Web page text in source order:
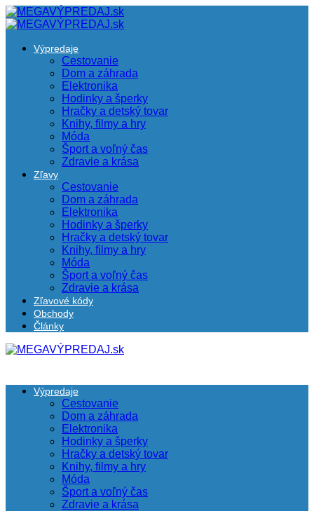
Výpredaje
Cestovanie
Dom a záhrada
Elektronika
Hodinky a šperky
Hračky a detský tovar
Knihy, filmy a hry
Móda
Šport a voľný čas
Zdravie a krása
Zľavy
Cestovanie
Dom a záhrada
Elektronika
Hodinky a šperky
Hračky a detský tovar
Knihy, filmy a hry
Móda
Šport a voľný čas
Zdravie a krása
Zľavové kódy
Obchody
Články
Výpredaje
Cestovanie
Dom a záhrada
Elektronika
Hodinky a šperky
Hračky a detský tovar
Knihy, filmy a hry
Móda
Šport a voľný čas
Zdravie a krása